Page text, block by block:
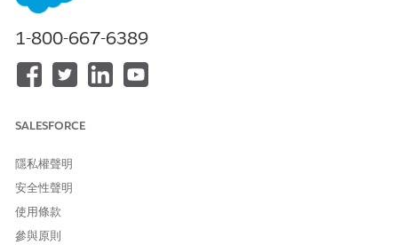
開立發票的影響
發票會透過建立和套用貸項憑單來清償發票來寫除。這些貸項憑
單會根據「帳單設定」頁面上的貸項申請層級套用至發票或發票
條列。
1-800-667-6389
SALESFORCE
隱私權聲明
安全性聲明
使用條款
參與原則